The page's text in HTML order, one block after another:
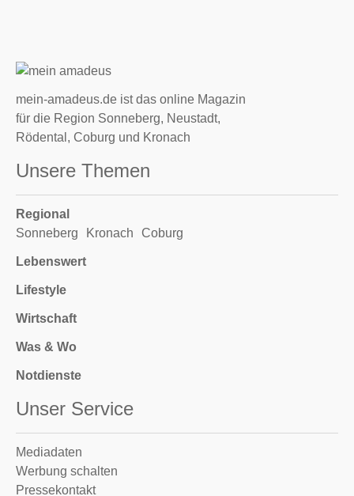
mein-amadeus.de ist das online Magazin
für die Region Sonneberg, Neustadt,
Rödental, Coburg und Kronach
Unsere Themen
Regional
Sonneberg
Kronach Coburg
Lebenswert
Lifestyle
Wirtschaft
Was & Wo
Notdienste
Unser Service
Mediadaten
Werbung schalten
Pressekontakt